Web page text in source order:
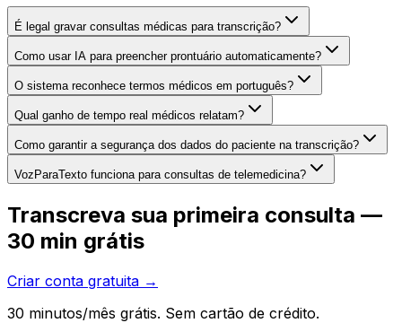
É legal gravar consultas médicas para transcrição?
Como usar IA para preencher prontuário automaticamente?
O sistema reconhece termos médicos em português?
Qual ganho de tempo real médicos relatam?
Como garantir a segurança dos dados do paciente na transcrição?
VozParaTexto funciona para consultas de telemedicina?
Transcreva sua primeira consulta —
30 min grátis
Criar conta gratuita →
30 minutos/mês grátis. Sem cartão de crédito.